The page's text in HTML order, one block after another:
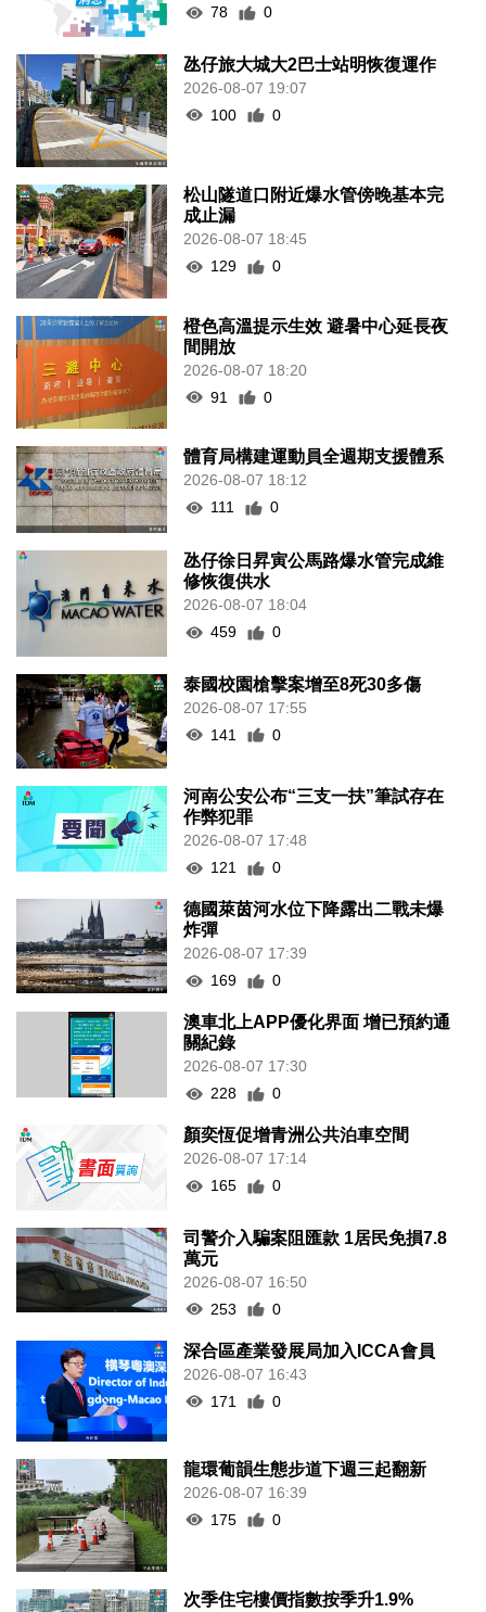
78
0
氹仔旅大城大2巴士站明恢復運作
2026-08-07 19:07
100
0
松山隧道口附近爆水管傍晚基本完
成止漏
2026-08-07 18:45
129
0
橙色高溫提示生效 避暑中心延長夜
間開放
2026-08-07 18:20
91
0
體育局構建運動員全週期支援體系
2026-08-07 18:12
111
0
氹仔徐日昇寅公馬路爆水管完成維
修恢復供水
2026-08-07 18:04
459
0
泰國校園槍擊案增至8死30多傷
2026-08-07 17:55
141
0
河南公安公布“三支一扶”筆試存在
作弊犯罪
2026-08-07 17:48
121
0
德國萊茵河水位下降露出二戰未爆
炸彈
2026-08-07 17:39
169
0
澳車北上APP優化界面 增已預約通
關紀錄
2026-08-07 17:30
228
0
顏奕恆促增青洲公共泊車空間
2026-08-07 17:14
165
0
司警介入騙案阻匯款 1居民免損7.8
萬元
2026-08-07 16:50
253
0
深合區產業發展局加入ICCA會員
2026-08-07 16:43
171
0
龍環葡韻生態步道下週三起翻新
2026-08-07 16:39
175
0
次季住宅樓價指數按季升1.9%